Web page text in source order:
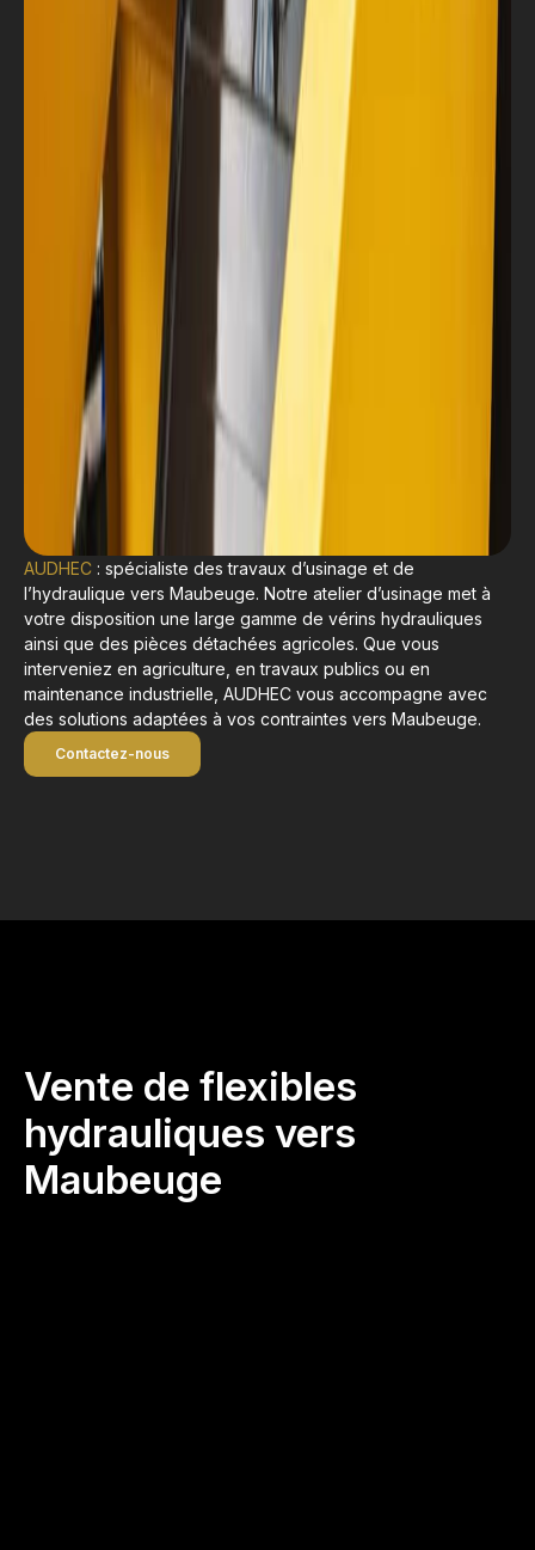
AUDHEC : spécialiste des travaux d’usinage et de
l’hydraulique vers Maubeuge. Notre atelier d’usinage met à
votre disposition une large gamme de vérins hydrauliques
ainsi que des pièces détachées agricoles. Que vous
interveniez en agriculture, en travaux publics ou en
maintenance industrielle, AUDHEC vous accompagne avec
des solutions adaptées à vos contraintes vers Maubeuge.
Contactez-nous
Vente de flexibles
hydrauliques vers
Maubeuge